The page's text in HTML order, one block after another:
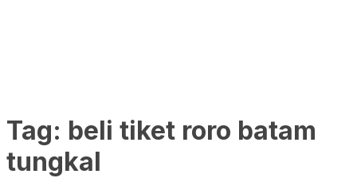
Tag: beli tiket roro batam
tungkal